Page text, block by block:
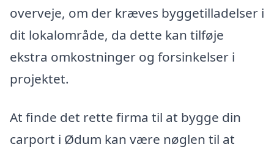
overveje, om der kræves byggetilladelser i
dit lokalområde, da dette kan tilføje
ekstra omkostninger og forsinkelser i
projektet.
At finde det rette firma til at bygge din
carport i Ødum kan være nøglen til at